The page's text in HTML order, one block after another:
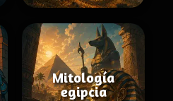
Mitología
egipcia